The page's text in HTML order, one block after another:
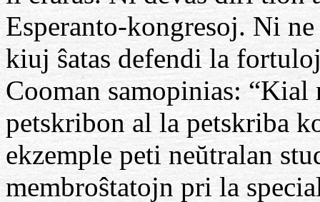
Esperanto-kongresoj. Ni
kiuj ŝatas defendi la
Cooman samopinias:
petskribon al la petskriba
ekzemple peti neŭtralan
membroŝtatojn pri la